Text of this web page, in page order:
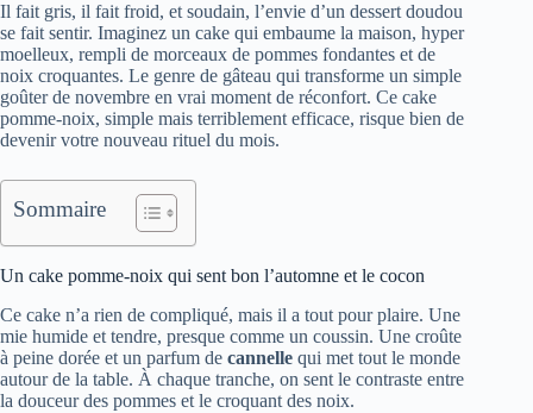
Il fait gris, il fait froid, et soudain, l’envie d’un dessert doudou
se fait sentir. Imaginez un cake qui embaume la maison, hyper
moelleux, rempli de morceaux de pommes fondantes et de
noix croquantes. Le genre de gâteau qui transforme un simple
goûter de novembre en vrai moment de réconfort. Ce cake
pomme-noix, simple mais terriblement efficace, risque bien de
devenir votre nouveau rituel du mois.
Sommaire
Un cake pomme-noix qui sent bon l’automne et le cocon
Ce cake n’a rien de compliqué, mais il a tout pour plaire. Une
mie humide et tendre, presque comme un coussin. Une croûte
à peine dorée et un parfum de cannelle qui met tout le monde
autour de la table. À chaque tranche, on sent le contraste entre
la douceur des pommes et le croquant des noix.